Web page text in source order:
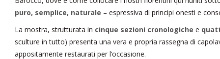
puro, semplice, naturale – espressiva di principi onesti e
La mostra, strutturata in cinque sezioni cronologiche e
sculture in tutto) presenta una vera e propria rassegna di
appositamente restaurati per l’occasione.